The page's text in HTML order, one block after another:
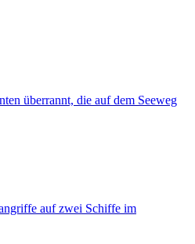
überrannt, die auf dem Seeweg
auf zwei Schiffe im